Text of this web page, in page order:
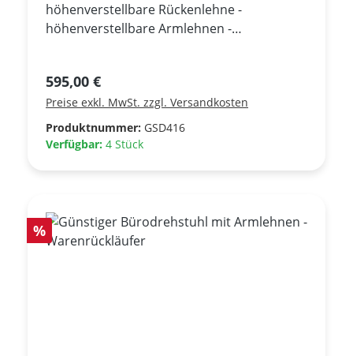
höhenverstellbare Rückenlehne -
höhenverstellbare Armlehnen -
Ausstellungsmöbel, sehr guter Zustand! ***
Regulärer Preis:
595,00 €
Preise exkl. MwSt. zzgl. Versandkosten
Produktnummer: GSD416
Verfügbar: 4 Stück
Rabatt
%